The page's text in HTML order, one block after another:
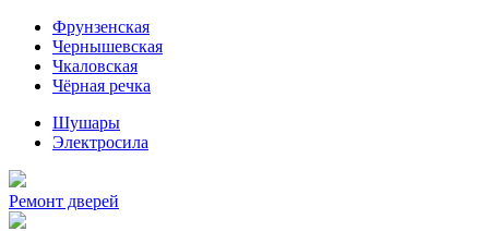
Фрунзенская
Чернышевская
Чкаловская
Чёрная речка
Шушары
Электросила
Ремонт дверей